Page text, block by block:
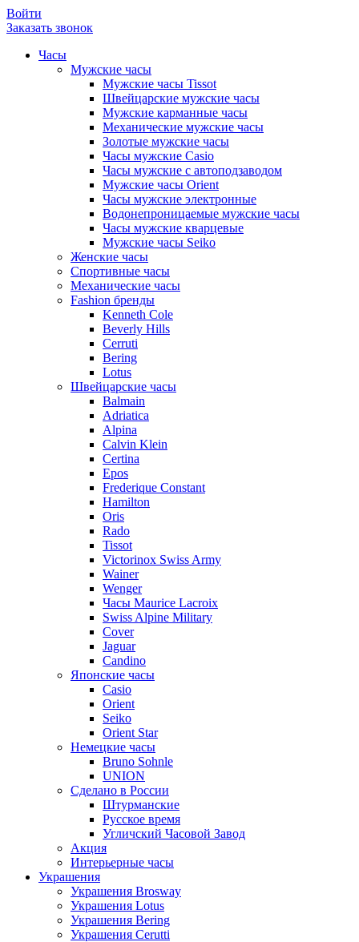
Войти
Заказать звонок
Часы
Мужские часы
Мужские часы Tissot
Швейцарские мужские часы
Мужские карманные часы
Механические мужские часы
Золотые мужские часы
Часы мужские Casio
Часы мужские с автоподзаводом
Мужские часы Orient
Часы мужские электронные
Водонепроницаемые мужские часы
Часы мужские кварцевые
Мужские часы Seiko
Женские часы
Спортивные часы
Механические часы
Fashion бренды
Kenneth Cole
Beverly Hills
Cerruti
Bering
Lotus
Швейцарские часы
Balmain
Adriatica
Alpina
Calvin Klein
Certina
Epos
Frederique Constant
Hamilton
Oris
Rado
Tissot
Victorinox Swiss Army
Wainer
Wenger
Часы Maurice Lacroix
Swiss Alpine Military
Cover
Jaguar
Candino
Японские часы
Casio
Orient
Seiko
Orient Star
Немецкие часы
Bruno Sohnle
UNION
Сделано в России
Штурманские
Русское время
Угличский Часовой Завод
Акция
Интерьерные часы
Украшения
Украшения Brosway
Украшения Lotus
Украшения Bering
Украшения Cerutti